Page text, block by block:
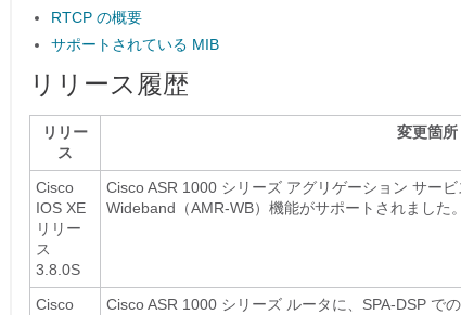
RTCP の概要
サポートされている MIB
リリース履歴
リリー
ス
変更箇所
Cisco
IOS XE
リリー
ス
3.8.0S
Cisco ASR 1000 シリーズ アグリゲーション サー
Wideband（AMR-WB）機能がサポートされました。
Cisco
Cisco ASR 1000 シリーズ ルータに、SPA-DSP で